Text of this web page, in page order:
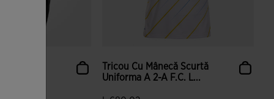
Scurtă
F.C. L...
Tricou Cu Mânecă Scurtă
Uniforma A 2-A F.C. L...